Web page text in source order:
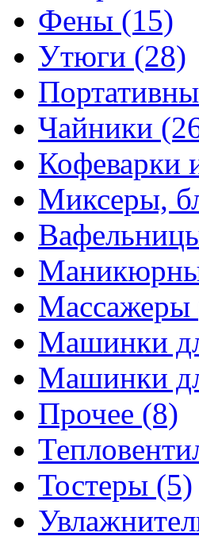
Фены (15)
Утюги (28)
Чайники
Кофеварки
Миксеры,
Массажеры
Машинки
Машинки
Прочее (8)
Тостеры (5)